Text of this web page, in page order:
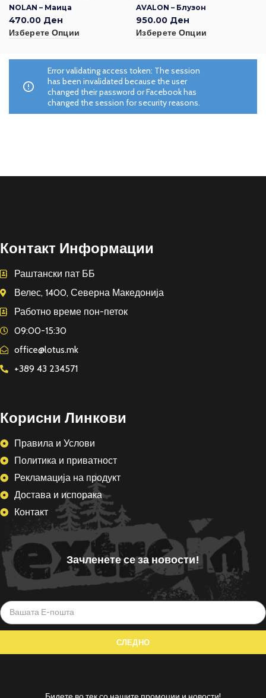
NOLAN – Маица
470.00 Ден
Изберете Опции
AVALON – Блузон
950.00 Ден
Изберете Опции
Error validating access token: The session
has been invalidated because the user
changed their password or Facebook has
changed the session for security reasons.
Контакт Информации
Раштански пат ББ
Велес, 1400, Северна Македонија
Работно време пон-петок
09:00-15:30
office@lotus.mk
+389 43 234571
Корисни Линкови
Правила и Услови
Политика и приватност
Рекламација на продукт
Достава и испорака
Контакт
Зачленете се за новости!